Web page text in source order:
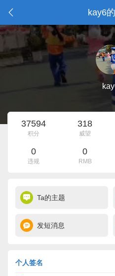
kay6
37594
积分
318
威望
0
违规
0
RMB
Ta的主题
发短消息
个人签名